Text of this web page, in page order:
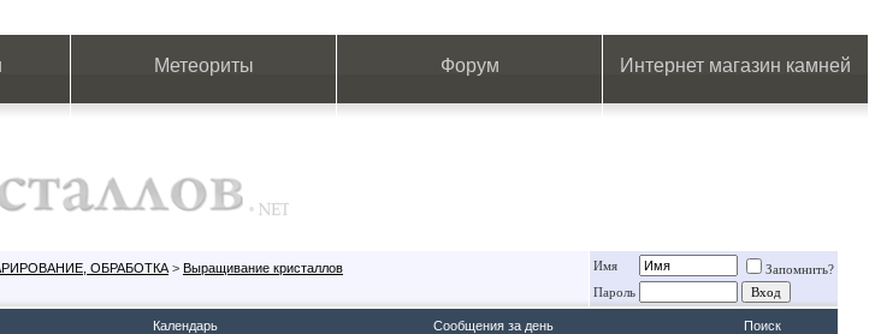
Метеориты Форум Интернет магазин камней
ОБРАБОТКА > Выращивание кристаллов Имя
Запомнить?
Пароль
Календарь Сообщения за день Поиск